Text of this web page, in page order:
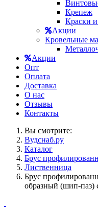
Крепеж
Краски и
Акции
Кровельные
Акции
Опт
Оплата
Доставка
О нас
Отзывы
Контакты
Вы смотрите:
Вудснаб.ру
Каталог
Брус
Лиственница
Брус
образный (шип-паз)